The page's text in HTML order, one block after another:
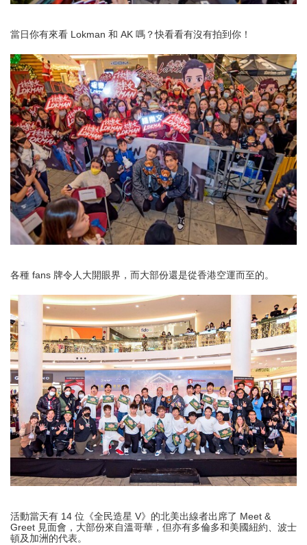
當日你有來看 Lokman 和 AK 嗎？快看看有沒有拍到你！
各種 fans 牌令人大開眼界，而大部份還是從香港空運而至的。
活動當天有 14 位《全民造星 V》的北美出線者出席了 Meet &
Greet 見面會，大部份來自溫哥華，但亦有多倫多和美國紐約、波士
頓及加洲的代表。